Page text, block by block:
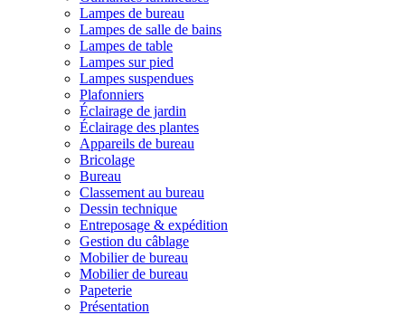
Lampes de bureau
Lampes de salle de bains
Lampes de table
Lampes sur pied
Lampes suspendues
Plafonniers
Éclairage de jardin
Éclairage des plantes
Appareils de bureau
Bricolage
Bureau
Classement au bureau
Dessin technique
Entreposage & expédition
Gestion du câblage
Mobilier de bureau
Mobilier de bureau
Papeterie
Présentation